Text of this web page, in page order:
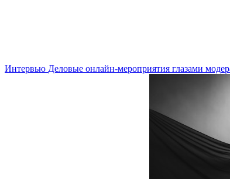
Интервью Деловые онлайн-мероприятия глазами